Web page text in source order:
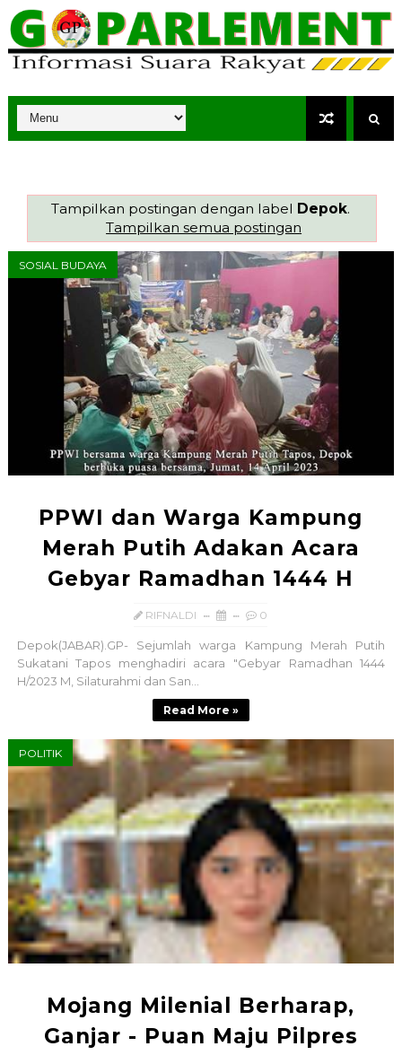
Tampilkan postingan dengan label Depok.
Tampilkan semua postingan
SOSIAL BUDAYA
PPWI dan Warga Kampung
Merah Putih Adakan Acara
Gebyar Ramadhan 1444 H
RIFNALDI 0
Depok(JABAR).GP- Sejumlah warga Kampung Merah Putih
Sukatani Tapos menghadiri acara "Gebyar Ramadhan 1444
H/2023 M, Silaturahmi dan San...
Read More »
POLITIK
Mojang Milenial Berharap,
Ganjar - Puan Maju Pilpres